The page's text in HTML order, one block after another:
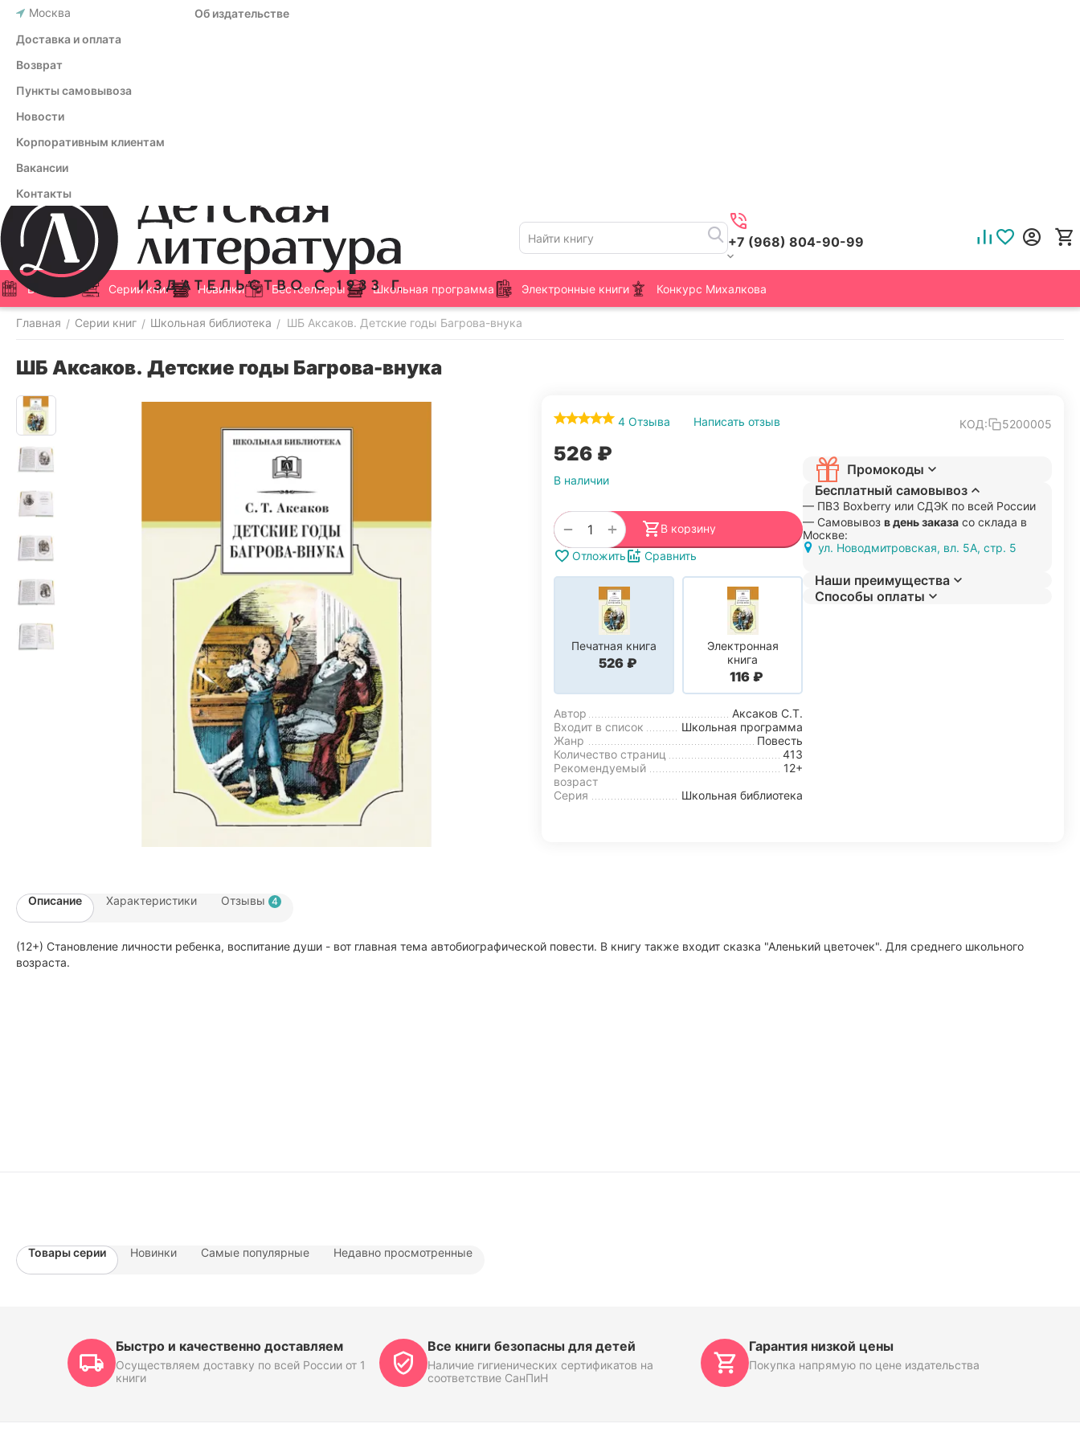
Москва
Об издательстве
Доставка и оплата
Возврат
Пункты самовывоза
Новости
Корпоративным клиентам
Вакансии
Контакты
+7 (968) 804-90-99
Все книги Серии книг Новинки Бестселлеры Школьная программа Электронные книги Конкурс Михалкова
Главная / Серии книг / Школьная библиотека / ШБ Аксаков. Детские годы Багрова-внука
ШБ Аксаков. Детские годы Багрова-внука
4 Отзыва Написать отзыв КОД: 5200005
‍526‍ ₽
В наличии
+
−
В корзину
Отложить
Сравнить
Печатная книга
‍526‍ ₽
Электронная
книга
‍116‍ ₽
Автор
Аксаков С.Т.
Входит в список
Школьная программа
Жанр
Повесть
Количество страниц
413
Рекомендуемый
возраст
12+
Серия
Школьная библиотека
Промокоды
Бесплатный самовывоз
— ПВЗ Boxberry или СДЭК по всей России
— Самовывоз в день заказа со склада в
Москве:
ул. Новодмитровская, вл. 5А, стр. 5
Наши преимущества
Способы оплаты
Описание Характеристики Отзывы 4
(12+) Становление личности ребенка, воспитание души - вот главная тема автобиографической повести. В книгу также входит сказка "Аленький цветочек". Для среднего школьного
возраста.
Товары серии Новинки Самые популярные Недавно просмотренные
Быстро и качественно доставляем
Осуществляем доставку по всей России от 1
книги
Все книги безопасны для детей
Наличие гигиенических сертификатов на
соответствие СанПиН
Гарантия низкой цены
Покупка напрямую по цене издательства